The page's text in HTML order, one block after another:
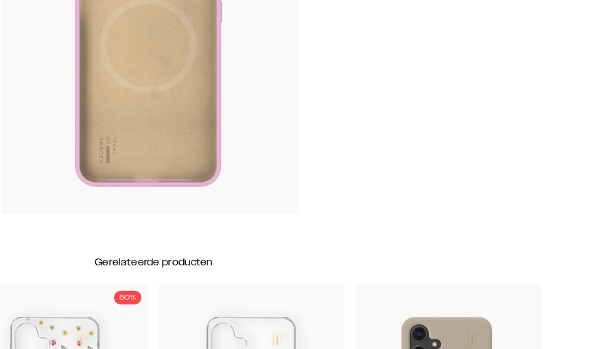
Gerelateerde producten
50%